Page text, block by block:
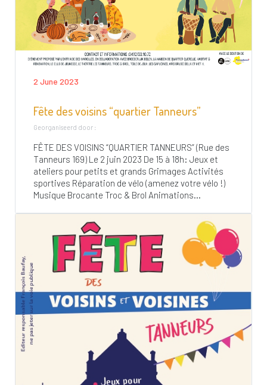
2 June 2023
Fête des voisins “quartier Tanneurs”
Georganiseerd door :
FÊTE DES VOISINS “QUARTIER TANNEURS” (Rue des
Tanneurs 169) Le 2 juin 2023 De 15 à 18h: Jeux et
ateliers pour petits et grands Grimages Activités
sportives Réparation de vélo (amenez votre vélo !)
Musique Brocante Troc & Brol Animations...